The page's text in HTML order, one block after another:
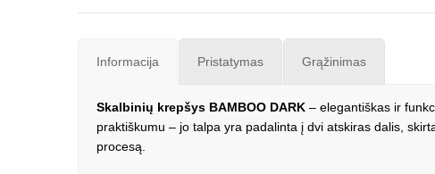
Informacija Pristatymas Grąžinimas
Skalbinių krepšys BAMBOO DARK – elegantiškas ir
praktiškumu – jo talpa yra padalinta į dvi atskiras dalis,
procesą.